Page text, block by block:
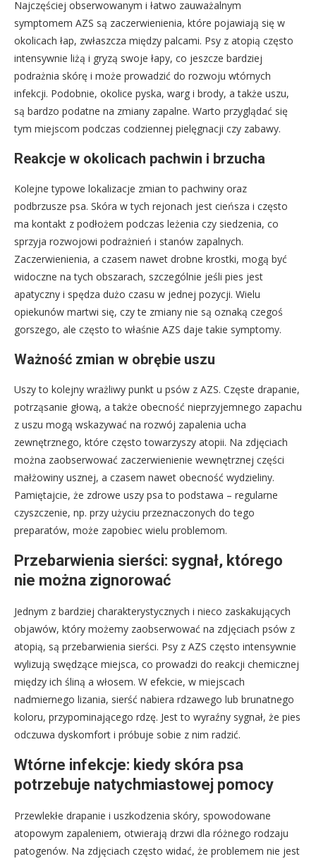
Najczęściej obserwowanym i łatwo zauważalnym
symptomem AZS są zaczerwienienia, które pojawiają się w
okolicach łap, zwłaszcza między palcami. Psy z atopią często
intensywnie liżą i gryzą swoje łapy, co jeszcze bardziej
podrażnia skórę i może prowadzić do rozwoju wtórnych
infekcji. Podobnie, okolice pyska, warg i brody, a także uszu,
są bardzo podatne na zmiany zapalne. Warto przyglądać się
tym miejscom podczas codziennej pielęgnacji czy zabawy.
Reakcje w okolicach pachwin i brzucha
Kolejne typowe lokalizacje zmian to pachwiny oraz
podbrzusze psa. Skóra w tych rejonach jest cieńsza i często
ma kontakt z podłożem podczas leżenia czy siedzenia, co
sprzyja rozwojowi podrażnień i stanów zapalnych.
Zaczerwienienia, a czasem nawet drobne krostki, mogą być
widoczne na tych obszarach, szczególnie jeśli pies jest
apatyczny i spędza dużo czasu w jednej pozycji. Wielu
opiekunów martwi się, czy te zmiany nie są oznaką czegoś
gorszego, ale często to właśnie AZS daje takie symptomy.
Ważność zmian w obrębie uszu
Uszy to kolejny wrażliwy punkt u psów z AZS. Częste drapanie,
potrząsanie głową, a także obecność nieprzyjemnego zapachu
z uszu mogą wskazywać na rozwój zapalenia ucha
zewnętrznego, które często towarzyszy atopii. Na zdjęciach
można zaobserwować zaczerwienienie wewnętrznej części
małżowiny usznej, a czasem nawet obecność wydzieliny.
Pamiętajcie, że zdrowe uszy psa to podstawa – regularne
czyszczenie, np. przy użyciu przeznaczonych do tego
preparatów, może zapobiec wielu problemom.
Przebarwienia sierści: sygnał, którego
nie można zignorować
Jednym z bardziej charakterystycznych i nieco zaskakujących
objawów, który możemy zaobserwować na zdjęciach psów z
atopią, są przebarwienia sierści. Psy z AZS często intensywnie
wylizują swędzące miejsca, co prowadzi do reakcji chemicznej
między ich śliną a włosem. W efekcie, w miejscach
nadmiernego lizania, sierść nabiera rdzawego lub brunatnego
koloru, przypominającego rdzę. Jest to wyraźny sygnał, że pies
odczuwa dyskomfort i próbuje sobie z nim radzić.
Wtórne infekcje: kiedy skóra psa
potrzebuje natychmiastowej pomocy
Przewlekłe drapanie i uszkodzenia skóry, spowodowane
atopowym zapaleniem, otwierają drzwi dla różnego rodzaju
patogenów. Na zdjęciach często widać, że problemem nie jest